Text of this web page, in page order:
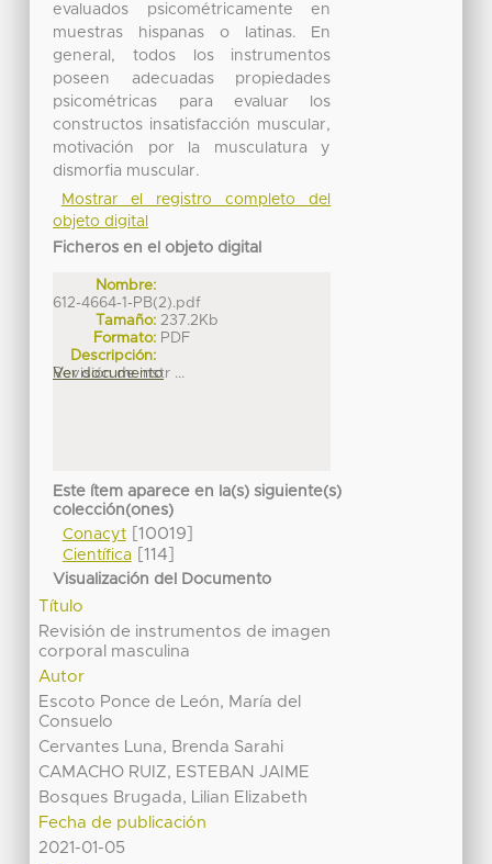
evaluados psicométricamente en
muestras hispanas o latinas. En
general, todos los instrumentos
poseen adecuadas propiedades
psicométricas para evaluar los
constructos insatisfacción muscular,
motivación por la musculatura y
dismorfia muscular.
Mostrar el registro completo del
objeto digital
Ficheros en el objeto digital
Nombre:
612-4664-1-PB(2).pdf
Tamaño: 237.2Kb
Formato: PDF
Descripción:
Revisión de instr ...
Ver documento
Este ítem aparece en la(s) siguiente(s)
colección(ones)
Conacyt[10019]
Científica[114]
Visualización del Documento
Título
Revisión de instrumentos de imagen
corporal masculina
Autor
Escoto Ponce de León, María del
Consuelo
Cervantes Luna, Brenda Sarahi
CAMACHO RUIZ, ESTEBAN JAIME
Bosques Brugada, Lilian Elizabeth
Fecha de publicación
2021-01-05